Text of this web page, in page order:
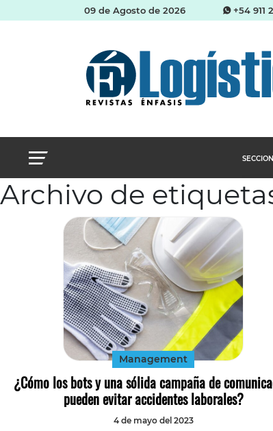
09 de Agosto de 2026 +54 911
Archivo de
Management
¿Cómo los bots y una sólida campaña de
pueden evitar accidentes laborales?
4 de mayo del 2023